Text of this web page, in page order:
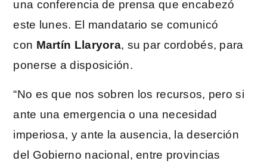
una conferencia de prensa que encabezó
este lunes. El mandatario se comunicó
con Martín Llaryora, su par cordobés, para
ponerse a disposición.
“No es que nos sobren los recursos, pero si
ante una emergencia o una necesidad
imperiosa, y ante la ausencia, la deserción
del Gobierno nacional, entre provincias